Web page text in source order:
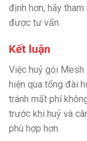
định hơn, hãy tham
được tư vấn.
Kết luận
Việc huỷ gói Mesh
hiện qua tổng đài
tránh mất phí
trước khi huỷ và
phù hợp hơn.